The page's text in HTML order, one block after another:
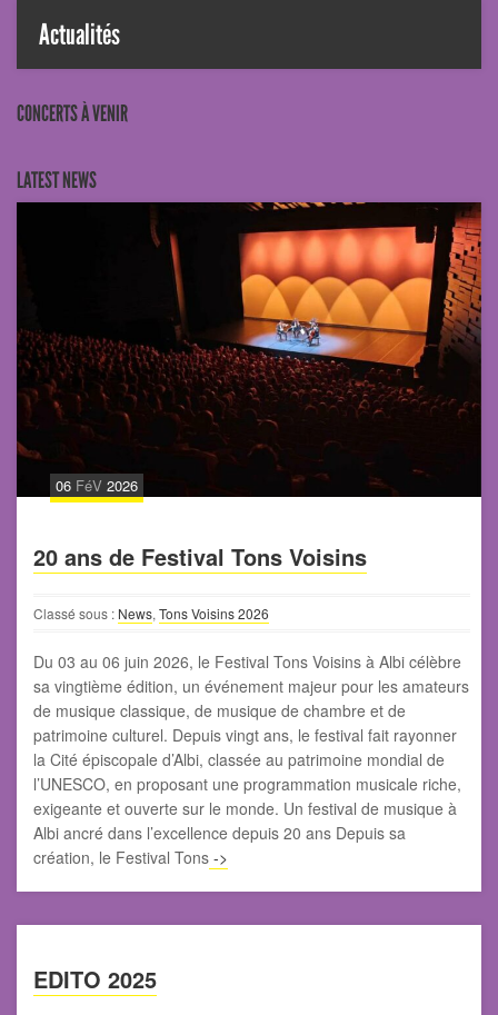
Actualités
CONCERTS À VENIR
LATEST NEWS
06 FéV 2026
20 ans de Festival Tons Voisins
Classé sous : News, Tons Voisins 2026
Du 03 au 06 juin 2026, le Festival Tons Voisins à Albi célèbre
sa vingtième édition, un événement majeur pour les amateurs
de musique classique, de musique de chambre et de
patrimoine culturel. Depuis vingt ans, le festival fait rayonner
la Cité épiscopale d’Albi, classée au patrimoine mondial de
l’UNESCO, en proposant une programmation musicale riche,
exigeante et ouverte sur le monde. Un festival de musique à
Albi ancré dans l’excellence depuis 20 ans Depuis sa
création, le Festival Tons ->
EDITO 2025